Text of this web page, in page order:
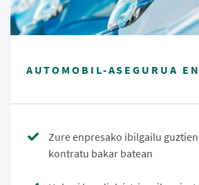
AUTOMOBIL-ASEGURUA
Zure enpresako ibilgailu
kontratu bakar batean